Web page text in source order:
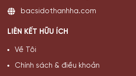
bacsidothanhha.com
LIÊN KẾT HỮU ÍCH
Về Tôi
Chính sách & điều khoản